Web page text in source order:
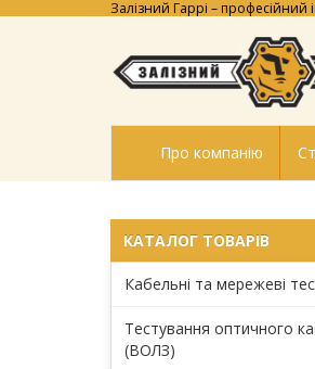
Залізний Гаррі – професійний
Про компанію
КАТАЛОГ ТОВАРІВ
Кабельні та мережеві
Тестування оптичного
(ВОЛЗ)